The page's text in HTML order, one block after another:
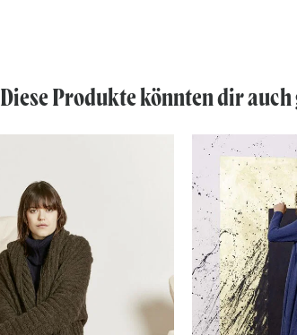
Diese Produkte könnten dir